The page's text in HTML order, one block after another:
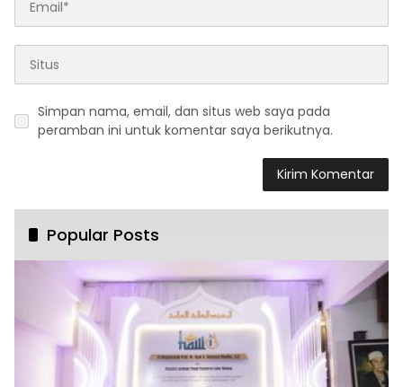
Simpan nama, email, dan situs web saya pada
peramban ini untuk komentar saya berikutnya.
Popular Posts